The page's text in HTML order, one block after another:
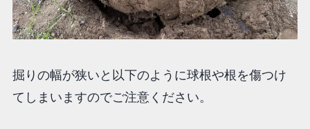
掘りの幅が狭いと以下のように球根や根を傷つけ
てしまいますのでご注意ください。